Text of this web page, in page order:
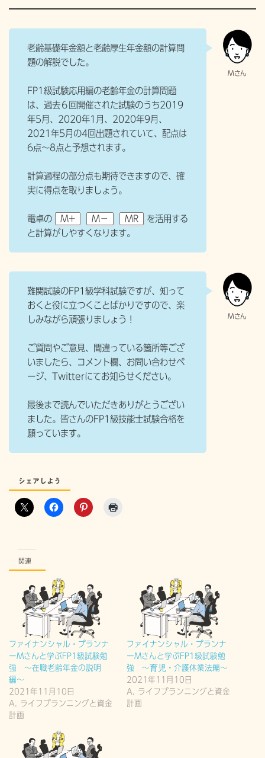
老齢基礎年金額と老齢厚生年金額の計算問
題の解説でした。
FP1級試験応用編の老齢年金の計算問題
は、過去６回開催された試験のうち2019
年5月、2020年1月、2020年9月、
2021年5月の4回出題されていて、配点は
6点〜8点と予想されます。
計算過程の部分点も期待できますので、確
実に得点を取りましょう。
電卓の M+ M− MR
を活用する
と計算がしやすくなります。
難関試験のFP1級学科試験ですが、知って
おくと役に立つくことばかりですので、楽
しみながら頑張りましょう！
ご質問やご意見、間違っている箇所等ござ
いましたら、コメント欄、お問い合わせペ
ージ、Twitterにてお知らせください。
最後まで読んでいただきありがとうござい
ました。皆さんのFP1級技能士試験合格を
願っています。
シェアしよう
関連
ファイナンシャル・プランナ
ーMさんと学ぶFP1級試験勉
強 〜在職老齢年金の説明
編〜
2021年11月10日
A. ライフプランニングと資金
計画
ファイナンシャル・プランナ
ーMさんと学ぶFP1級試験勉
強 〜育児・介護休業法編〜
2021年11月10日
A. ライフプランニングと資金
計画